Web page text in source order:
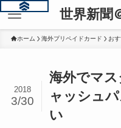
世界新聞
ホーム 海外プリペイドカード お
海外でマ
ャッシュ
い
2018
3/30